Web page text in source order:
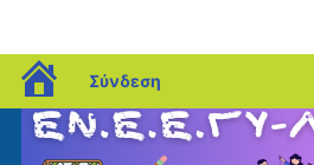
blogs.sch.gr
Σύνδεση